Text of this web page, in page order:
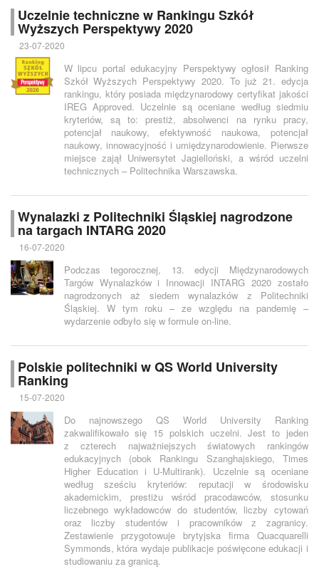
Uczelnie techniczne w Rankingu Szkół
Wyższych Perspektywy 2020
23-07-2020
W lipcu portal edukacyjny Perspektywy ogłosił Ranking
Szkół Wyższych Perspektywy 2020. To już 21. edycja
rankingu, który posiada międzynarodowy certyfikat jakości
IREG Approved. Uczelnie są oceniane według siedmiu
kryteriów, są to: prestiż, absolwenci na rynku pracy,
potencjał naukowy, efektywność naukowa, potencjał
naukowy, innowacyjność i umiędzynarodowienie. Pierwsze
miejsce zajął Uniwersytet Jagielloński, a wśród uczelni
technicznych – Politechnika Warszawska.
Wynalazki z Politechniki Śląskiej nagrodzone
na targach INTARG 2020
16-07-2020
Podczas tegorocznej, 13. edycji Międzynarodowych
Targów Wynalazków i Innowacji INTARG 2020 zostało
nagrodzonych aż siedem wynalazków z Politechniki
Śląskiej. W tym roku – ze względu na pandemię –
wydarzenie odbyło się w formule on-line.
Polskie politechniki w QS World University
Ranking
15-07-2020
Do najnowszego QS World University Ranking
zakwalifikowało się 15 polskich uczelni. Jest to jeden
z czterech najważniejszych światowych rankingów
edukacyjnych (obok Rankingu Szanghajskiego, Times
Higher Education i U-Multirank). Uczelnie są oceniane
według sześciu kryteriów: reputacji w środowisku
akademickim, prestiżu wśród pracodawców, stosunku
liczebnego wykładowców do studentów, liczby cytowań
oraz liczby studentów i pracowników z zagranicy.
Zestawienie przygotowuje brytyjska firma Quacquarelli
Symmonds, która wydaje publikacje poświęcone edukacji i
studiowaniu za granicą.